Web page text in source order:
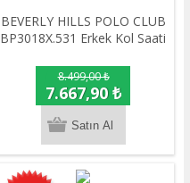
BEVERLY HILLS POLO CLUB
BP3018X.531 Erkek Kol Saati
8.499,00 ₺
7.667,90 ₺